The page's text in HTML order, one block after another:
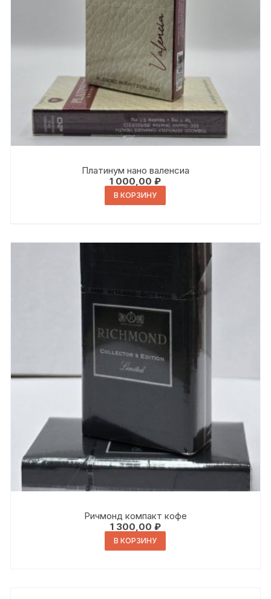
Платинум нано валенсиа
1 000,00₽
В КОРЗИНУ
Ричмонд компакт кофе
1 300,00 ₽
В КОРЗИНУ